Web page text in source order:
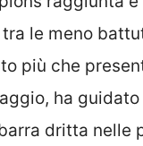
le meno
più che
ha
dritta nelle